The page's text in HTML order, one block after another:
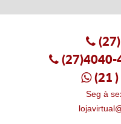
(27)
(27)4040-
(21
Seg à